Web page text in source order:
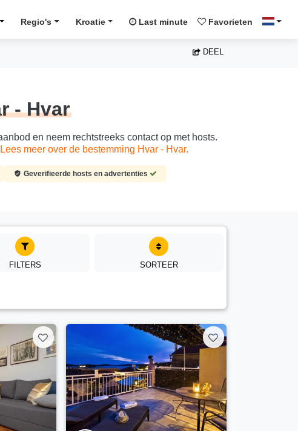
Regio's Kroatie Last minute Favorieten
DEEL
- Hvar
en neem rechtstreeks contact op met hosts.
Lees meer over de bestemming Hvar - Hvar.
Geverifieerde hosts en advertenties
FILTERS SORTEER